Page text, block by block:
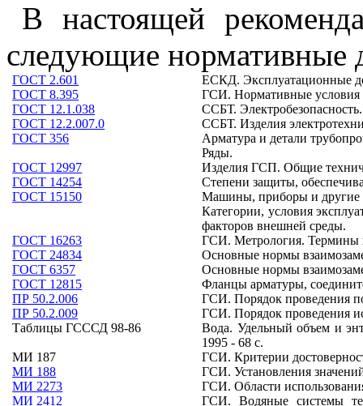
В настоящей
следующие нормативные
ГОСТ 2.601
ЕСКД. Эксплуатационные
ГОСТ 8.395
ГСИ. Нормативные условия
ГОСТ 12.1.038
ССБТ.
ГОСТ 12.2.007.0
ССБТ. Изделия
ГОСТ 356
Арматура и детали
Ряды.
ГОСТ 12997
Изделия ГСП. Общие
ГОСТ 14254
Степени защиты,
ГОСТ 15150
Машины, приборы и другие
Категории, условия
факторов внешней среды.
ГОСТ 16263
ГСИ. Метрология. Термины
ГОСТ 24834
Основные нормы
ГОСТ 6357
Основные нормы
ГОСТ 12815
Фланцы арматуры,
ПР 50.2.006
ГСИ. Порядок проведения
ПР 50.2.009
ГСИ. Порядок проведения
Таблицы ГСССД 98-86
Вода. Удельный объем и
1995 - 68 с.
МИ 187
ГСИ. Критерии
МИ 188
ГСИ. Установления
МИ 2273
ГСИ. Области
МИ 2412
ГСИ. Водяные системы